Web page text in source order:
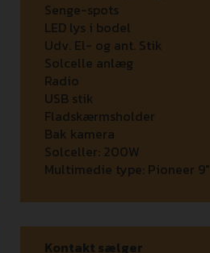
Senge-spots
LED lys i bodel
Udv. El- og ant. Stik
Solcelle anlæg
Radio
USB stik
Fladskærmsholder
Bak kamera
Solceller: 200W
Multimedie type: Pioneer 9"
Kontakt sælger